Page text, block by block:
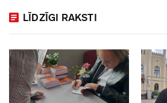
LĪDZĪGI RAKSTI